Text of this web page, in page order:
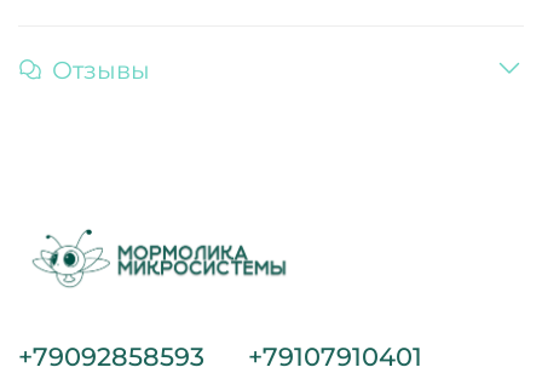
Отзывы
+79092858593 +79107910401